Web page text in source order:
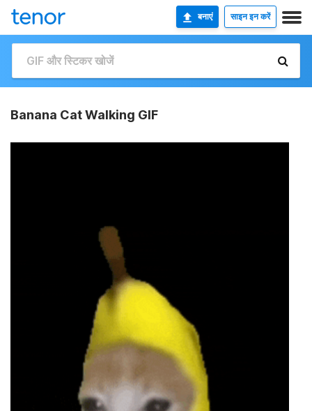
बनाएं साइन इन करें
Banana Cat Walking GIF